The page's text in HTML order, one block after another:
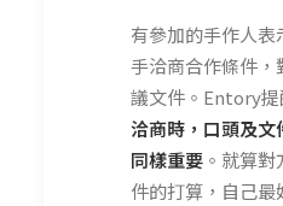
有參加的手作人表
手洽商合作條件，
議文件。Entory提
洽商時，口頭及文
同樣重要 。就算
件的打算，自己